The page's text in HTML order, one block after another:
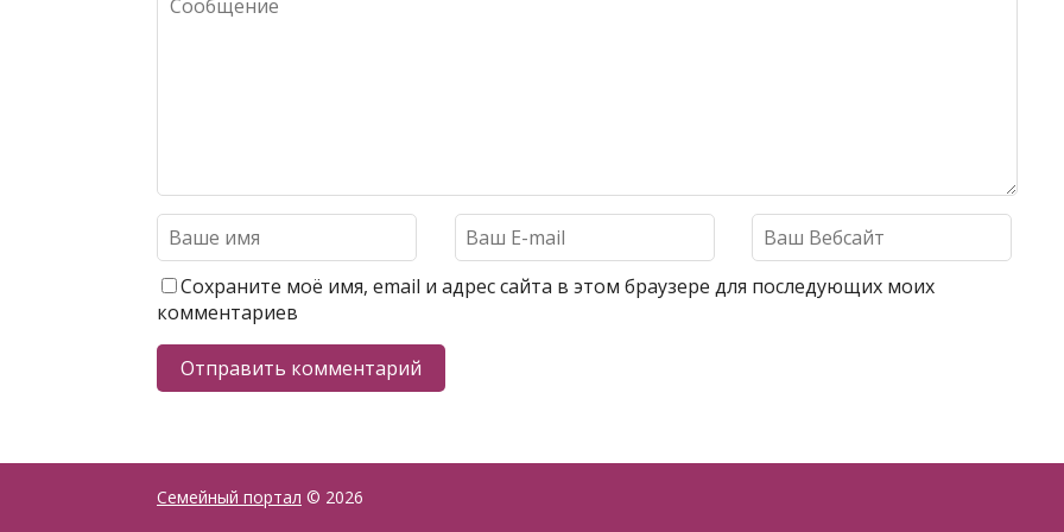
Сохраните моё имя, email и адрес сайта в этом браузере для последующих моих
комментариев
Семейный портал © 2026